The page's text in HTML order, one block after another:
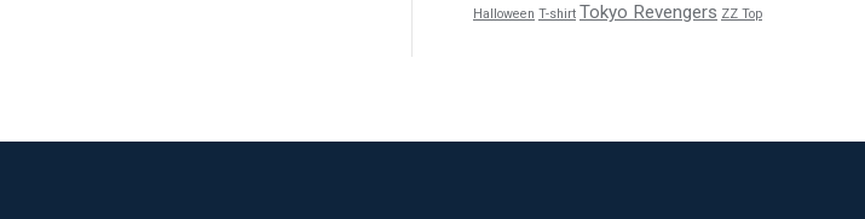
Halloween T-shirt Tokyo Revengers ZZ Top